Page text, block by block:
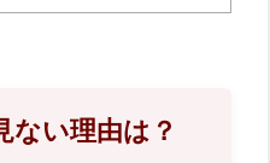
ない理由は？